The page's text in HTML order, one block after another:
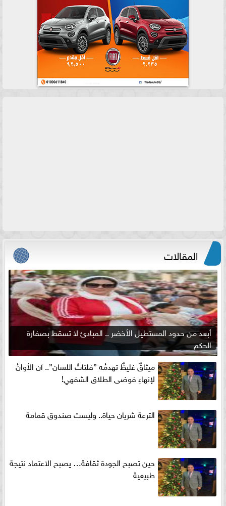
المقالات
أبعد من حدود المستطيل الأخضر .. المبادئ لا تسقط بصفارة
الحكم
ميثاقٌ غليظٌ تهدمُه ”فلتاتُ اللسان”.. آن الأوانُ
لإنهاءِ فوضى الطلاق الشفهي!
الترعة شريان حياة.. وليست صندوق قمامة
حين تصبح الجودة ثقافة… يصبح الاعتماد نتيجة
طبيعية